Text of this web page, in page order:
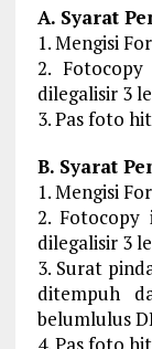
A. Syarat
1. Mengisi
2.
dilegalisir 3
3. Pas foto
B. Syarat
1. Mengisi
2.
dilegalisir 3
3. Surat
ditempuh
belumlulus